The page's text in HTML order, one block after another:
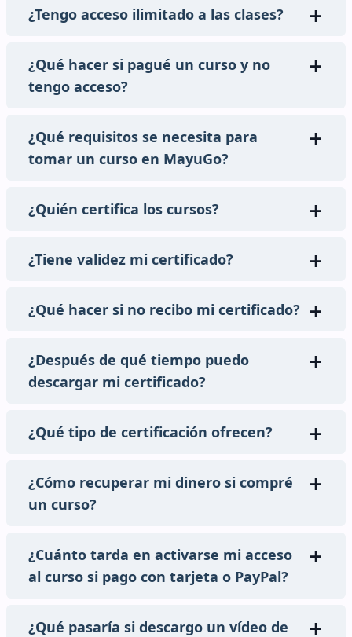
¿Tengo acceso ilimitado a las clases?
¿Qué hacer si pagué un curso y no
tengo acceso?
¿Qué requisitos se necesita para
tomar un curso en MayuGo?
¿Quién certifica los cursos?
¿Tiene validez mi certificado?
¿Qué hacer si no recibo mi certificado?
¿Después de qué tiempo puedo
descargar mi certificado?
¿Qué tipo de certificación ofrecen?
¿Cómo recuperar mi dinero si compré
un curso?
¿Cuánto tarda en activarse mi acceso
al curso si pago con tarjeta o PayPal?
¿Qué pasaría si descargo un vídeo de